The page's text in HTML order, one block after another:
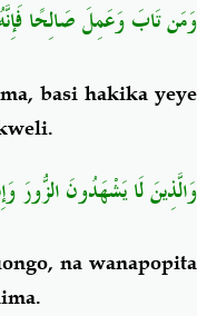
وَمَن تَابَ وَعَمِلَ صَالِحًا فَإِنَّهُ
basi hakika yeye
وَالَّذِينَ لَا يَشْهَدُونَ الزُّورَ
na wanapopita